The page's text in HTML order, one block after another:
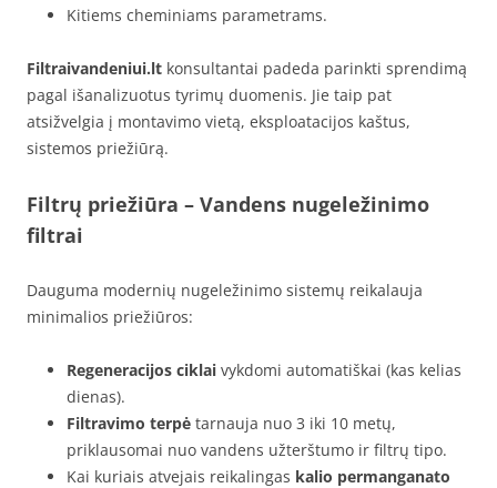
Kitiems cheminiams parametrams.
Filtraivandeniui.lt konsultantai padeda parinkti sprendimą
pagal išanalizuotus tyrimų duomenis. Jie taip pat
atsižvelgia į montavimo vietą, eksploatacijos kaštus,
sistemos priežiūrą.
Filtrų priežiūra – Vandens nugeležinimo
filtrai
Dauguma modernių nugeležinimo sistemų reikalauja
minimalios priežiūros:
Regeneracijos ciklai vykdomi automatiškai (kas kelias
dienas).
Filtravimo terpė tarnauja nuo 3 iki 10 metų,
priklausomai nuo vandens užterštumo ir filtrų tipo.
Kai kuriais atvejais reikalingas kalio permanganato